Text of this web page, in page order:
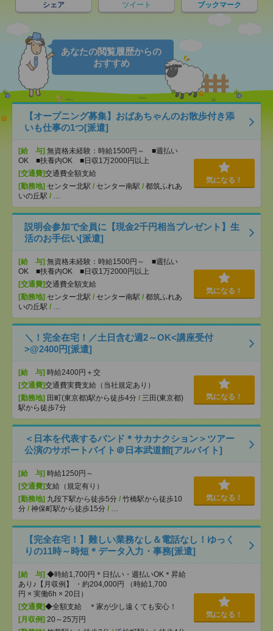
シェア ツイート ブックマーク
あなたの閲覧履歴からの
おすすめ
【オープニング募集】おばあちゃんのお散歩付き添
いも仕事の1つ[派遣]
[給 与] 無資格未経験：時給1500円～ ■週払い
OK ■扶養内OK ■日収1万2000円以上
[交通費]交通費全額支給
[勤務地] センター北駅 / センター南駅 / 都筑ふれあ
いの丘駅 / …
気になる！
説明会参加で全員に【現金2千円相当プレゼント】生
活のお手伝い[派遣]
[給 与] 無資格未経験：時給1500円～ ■週払い
OK ■扶養内OK ■日収1万2000円以上
[交通費]交通費全額支給
[勤務地] センター北駅 / センター南駅 / 都筑ふれあ
いの丘駅 / …
気になる！
＼！完全在宅！／土日含む週2～OK<講座受付
>@2400円[派遣]
[給 与] 時給2400円＋交
[交通費]交通費実費支給（当社規定あり）
[勤務地] 田町(東京都)駅から徒歩4分 / 三田(東京都)
駅から徒歩7分
気になる！
＜日本を代表するバンド＊サカナクション＞ツアー
公演のサポートバイト＠日本武道館[アルバイト]
[給 与] 時給1250円～
[交通費]支給（規定有り）
[勤務地] 九段下駅から徒歩5分 / 竹橋駅から徒歩10
分 / 神保町駅から徒歩15分 / …
気になる！
【完全在宅！】難しい業務なし＆電話なし！ゆっく
りの11時～時短＊データ入力・事務[派遣]
[給 与] ◆時給1,700円＊日払い・週払いOK＊昇給
あり♪【月収例】 ・約204,000円 （時給1,700
円 × 実働6h × 20日）
[交通費]◆全額支給 ＊家が少し遠くても安心！
[月収例] 20～25万円
気になる！